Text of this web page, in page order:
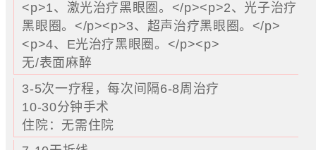
<p>1、激光治疗黑眼圈。</p><p>2、光子治疗
黑眼圈。</p><p>3、超声治疗黑眼圈。</p>
<p>4、E光治疗黑眼圈。</p><p>
无/表面麻醉
3-5次一疗程，每次间隔6-8周治疗
10-30分钟手术
住院：无需住院